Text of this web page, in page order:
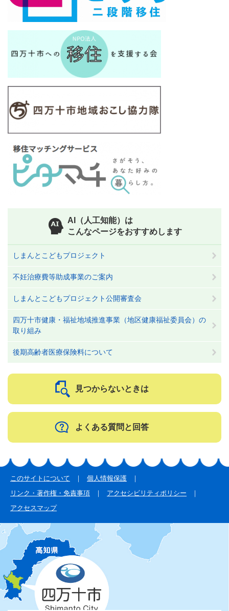
AI（人工知能）は
こんなページをおすすめします
しまんとこどもプロジェクト
不妊治療費等助成事業のご案内
しまんとこどもプロジェクト公開審査会
四万十市健康・福祉地域推進事業（地区健康福祉委員会）の
取り組み
後期高齢者医療保険料について
見つからないときは
よくある質問と回答
このサイトについて
個人情報保護
リンク・著作権・免責事項
アクセシビリティポリシー
アクセスマップ